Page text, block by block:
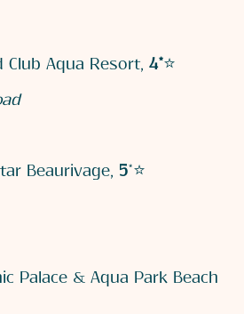
Aqua Resort, 4*⭐
Beaurivage, 5*⭐
Palace & Aqua Park Beach